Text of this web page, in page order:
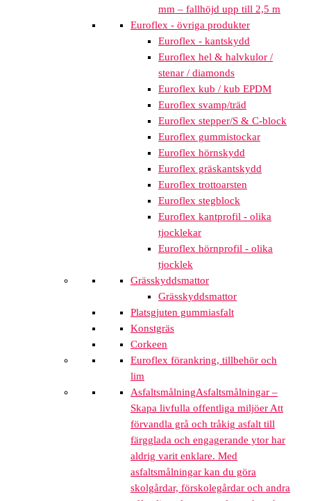
mm – fallhöjd upp till 2,5 m
Euroflex - övriga produkter
Euroflex - kantskydd
Euroflex hel & halvkulor /
stenar / diamonds
Euroflex kub / kub EPDM
Euroflex svamp/träd
Euroflex stepper/S & C-block
Euroflex gummistockar
Euroflex hörnskydd
Euroflex gräskantskydd
Euroflex trottoarsten
Euroflex stegblock
Euroflex kantprofil - olika
tjocklekar
Euroflex hörnprofil - olika
tjocklek
Grässkyddsmattor
Grässkyddsmattor
Platsgjuten gummiasfalt
Konstgräs
Corkeen
Euroflex förankring, tillbehör och
lim
AsfaltsmålningAsfaltsmålningar –
Skapa livfulla offentliga miljöer Att
förvandla grå och tråkig asfalt till
färgglada och engagerande ytor har
aldrig varit enklare. Med
asfaltsmålningar kan du göra
skolgårdar, förskolegårdar och andra